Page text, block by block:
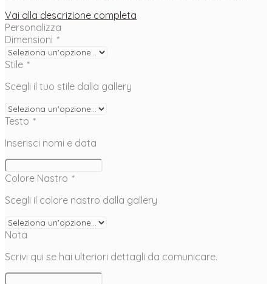
Vai alla descrizione completa
Personalizza
Dimensioni *
Stile *
Scegli il tuo stile dalla gallery
Testo *
Inserisci nomi e data
Colore Nastro *
Scegli il colore nastro dalla gallery
Nota
Scrivi qui se hai ulteriori dettagli da comunicare.